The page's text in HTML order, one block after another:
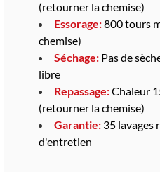
(retourner la chemise)
Essorage:800 tours
chemise)
Séchage: Pas de
libre
Repassage:Chaleur
(retourner la chemise)
Garantie: 35 lavages
d'entretien